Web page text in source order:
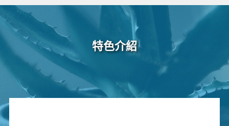
特色介紹